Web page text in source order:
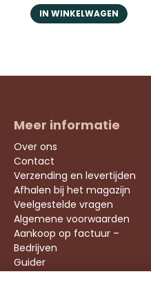
IN WINKELWAGEN
Meer informatie
Over ons
Contact
Verzending en levertijden
Afhalen bij het magazijn
Veelgestelde vragen
Algemene voorwaarden
Aankoop op factuur –
Bedrijven
Guider